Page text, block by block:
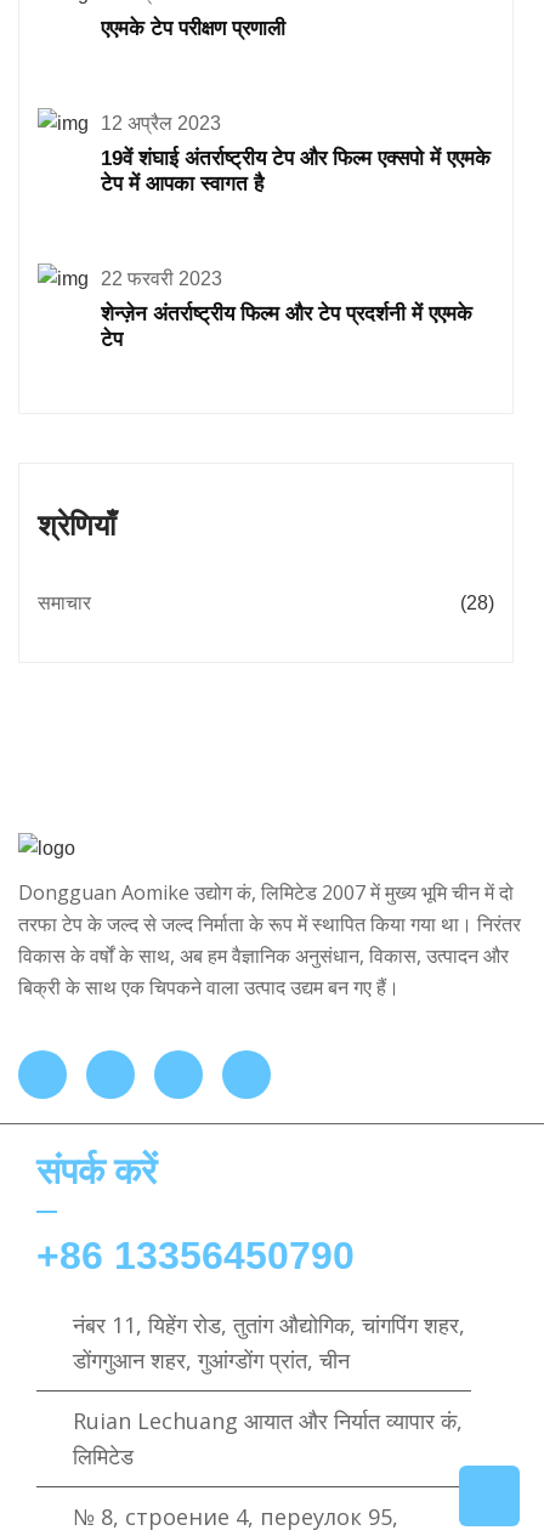
एएमके टेप परीक्षण प्रणाली
12 अप्रैल 2023
19वें शंघाई अंतर्राष्ट्रीय टेप और फिल्म एक्सपो में एएमके
टेप में आपका स्वागत है
22 फरवरी 2023
शेन्ज़ेन अंतर्राष्ट्रीय फिल्म और टेप प्रदर्शनी में एएमके
टेप
श्रेणियाँ
समाचार (28)
Dongguan Aomike उद्योग कं, लिमिटेड 2007 में मुख्य भूमि चीन में दो
तरफा टेप के जल्द से जल्द निर्माता के रूप में स्थापित किया गया था। निरंतर
विकास के वर्षों के साथ, अब हम वैज्ञानिक अनुसंधान, विकास, उत्पादन और
बिक्री के साथ एक चिपकने वाला उत्पाद उद्यम बन गए हैं।
संपर्क करें
+86 13356450790
नंबर 11, यिहेंग रोड, तुतांग औद्योगिक, चांगपिंग शहर,
डोंगगुआन शहर, गुआंग्डोंग प्रांत, चीन
Ruian Lechuang आयात और निर्यात व्यापार कं,
लिमिटेड
№ 8, строение 4, переулок 95,